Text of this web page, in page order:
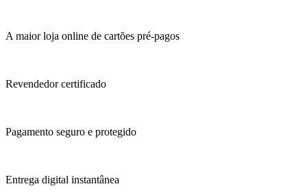
A maior loja online de cartões pré-pagos
Revendedor certificado
Pagamento seguro e protegido
Entrega digital instantânea